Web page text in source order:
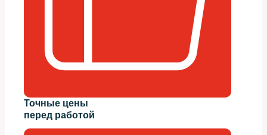
Точные цены
перед работой